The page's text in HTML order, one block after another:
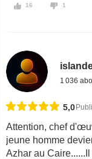
16 1
1 036
5,0
Attention, chef
jeune homme
Azhar au